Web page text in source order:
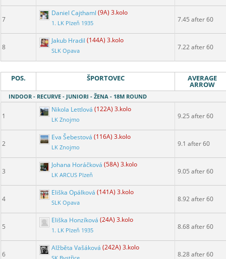
7
Daniel Cajthaml (9A) 3.kolo
1. LK Plzeň 1935 7.45 after 60
8
Jakub Hradil (144A) 3.kolo
SLK Opava 7.22 after 60
POS. ŠPORTOVEC AVERAGE
ARROW
INDOOR - RECURVE - JUNIORI - ŽENA - 18M ROUND
1
Nikola Lettlová (122A) 3.kolo
LK Znojmo 9.25 after 60
2
Eva Šebestová (116A) 3.kolo
LK Znojmo 9.1 after 60
3
Johana Horáčková (58A) 3.kolo
LK ARCUS Plzeň 9.05 after 60
4
Eliška Opálková (141A) 3.kolo
SLK Opava 8.92 after 60
5
Eliška Honzíková (24A) 3.kolo
1. LK Plzeň 1935 8.68 after 60
6
Alžběta Vašáková (242A) 3.kolo
8.28 after 60